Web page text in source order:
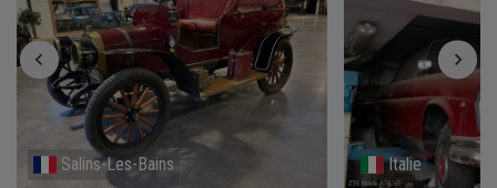
Salins-Les-Bains Italie